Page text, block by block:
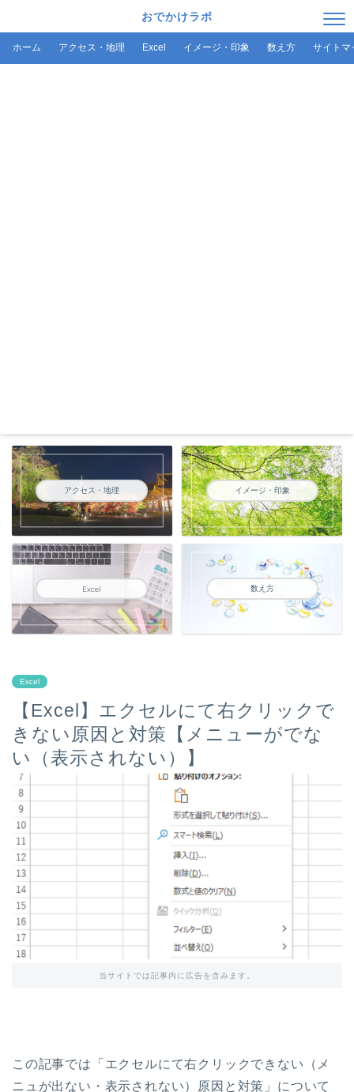
おでかけラボ
ホーム アクセス・地理 Excel イメージ・印象 数え方 サイトマ
アクセス・地理 イメージ・印象
Excel 数え方
Excel
【Excel】エクセルにて右クリックで
きない原因と対策【メニューがでな
い（表示されない）】
当サイトでは記事内に広告を含みます。
この記事では「エクセルにて右クリックできない（メ
ニュが出ない・表示されない）原因と対策」について